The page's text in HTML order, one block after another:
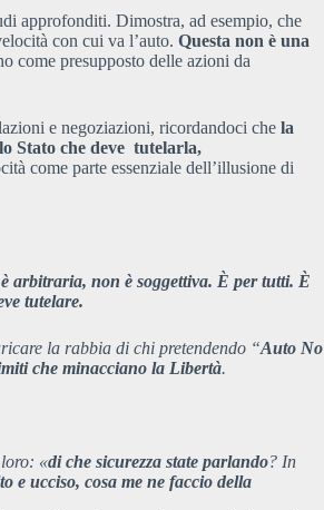
approfonditi. Dimostra, ad esempio, che
con cui va l’auto. Questa non è una
come presupposto delle azioni da
e negoziazioni, ricordandoci che la
Stato che deve tutelarla,
come parte essenziale dell’illusione di
arbitraria, non è soggettiva. È per tutti. È
tutelare.
la rabbia di chi pretendendo “Auto No
che minacciano la Libertà.
«di che sicurezza state parlando? In
e ucciso, cosa me ne faccio della